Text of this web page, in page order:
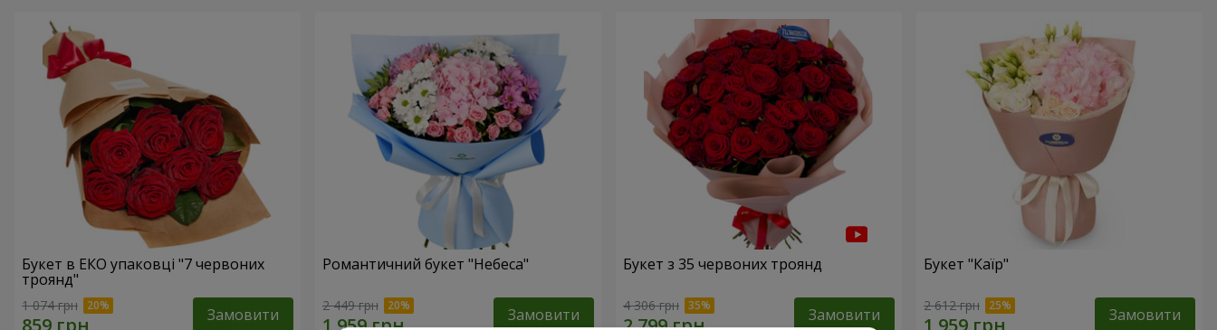
Букет в ЕКО упаковці "7 червоних
троянд"
1 074 грн Замовити
Романтичний букет "Небеса"
2 449 грн Замовити
Букет з 35 червоних троянд
4 306 грн Замовити
Букет "Каїр"
2 612 грн Замовити